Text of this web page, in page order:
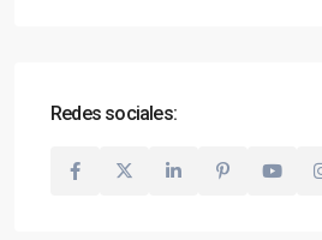
Redes sociales: